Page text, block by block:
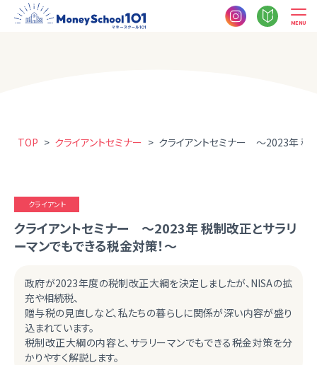
MENU
TOP > クライアントセミナー > クライアントセミナー ～2023年 税
クライアント
クライアントセミナー ～2023年 税制改正とサラリ
ーマンでもできる税金対策！～
政府が2023年度の税制改正大綱を決定しましたが、NISAの拡
充や相続税、
贈与税の見直しなど、私たちの暮らしに関係が深い内容が盛り
込まれています。
税制改正大綱の内容と、サラリーマンでもできる税金対策を分
かりやすく解説します。